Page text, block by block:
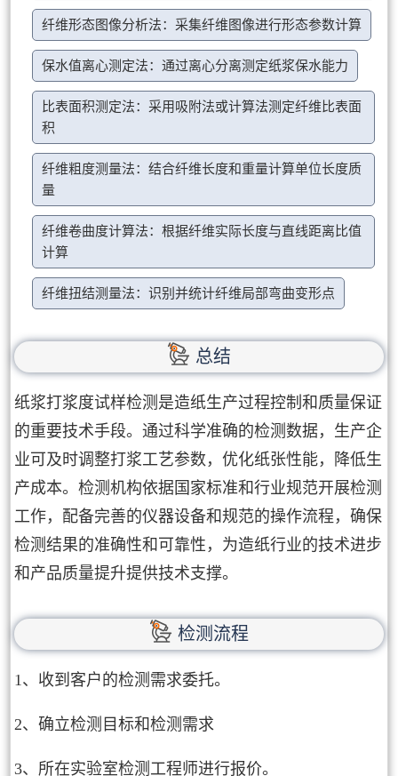
纤维形态图像分析法：采集纤维图像进行形态参数计算
保水值离心测定法：通过离心分离测定纸浆保水能力
比表面积测定法：采用吸附法或计算法测定纤维比表面
积
纤维粗度测量法：结合纤维长度和重量计算单位长度质
量
纤维卷曲度计算法：根据纤维实际长度与直线距离比值
计算
纤维扭结测量法：识别并统计纤维局部弯曲变形点
总结
纸浆打浆度试样检测是造纸生产过程控制和质量保证
的重要技术手段。通过科学准确的检测数据，生产企
业可及时调整打浆工艺参数，优化纸张性能，降低生
产成本。检测机构依据国家标准和行业规范开展检测
工作，配备完善的仪器设备和规范的操作流程，确保
检测结果的准确性和可靠性，为造纸行业的技术进步
和产品质量提升提供技术支撑。
检测流程
1、收到客户的检测需求委托。
2、确立检测目标和检测需求
3、所在实验室检测工程师进行报价。